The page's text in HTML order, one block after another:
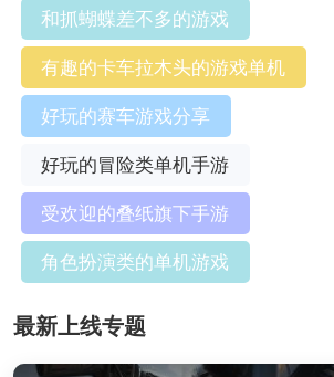
和抓蝴蝶差不多的游戏
有趣的卡车拉木头的游戏单机
好玩的赛车游戏分享
好玩的冒险类单机手游
受欢迎的叠纸旗下手游
角色扮演类的单机游戏
最新上线专题